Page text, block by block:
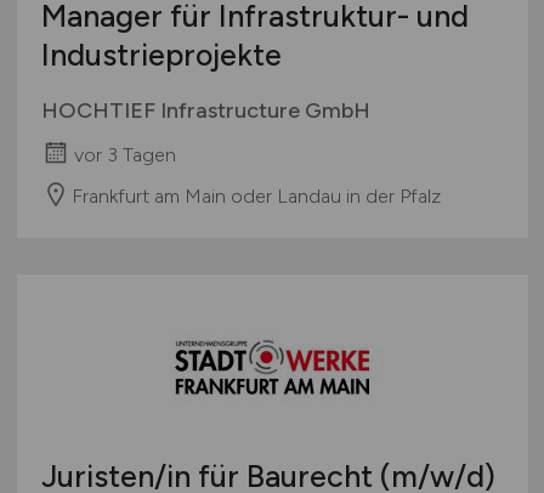
Manager für Infrastruktur- und
Industrieprojekte
HOCHTIEF Infrastructure GmbH
vor 3 Tagen
Frankfurt am Main oder Landau in der Pfalz
Juristen/in für Baurecht (m/w/d)